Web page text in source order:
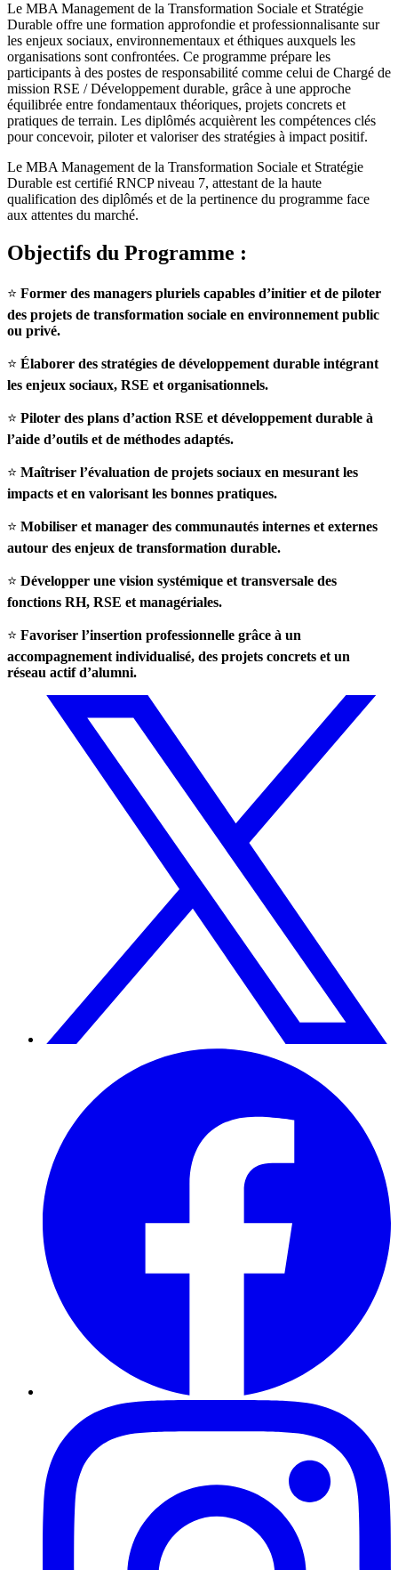
Le MBA Management de la Transformation Sociale et Stratégie
Durable offre une formation approfondie et professionnalisante sur
les enjeux sociaux, environnementaux et éthiques auxquels les
organisations sont confrontées. Ce programme prépare les
participants à des postes de responsabilité comme celui de Chargé de
mission RSE / Développement durable, grâce à une approche
équilibrée entre fondamentaux théoriques, projets concrets et
pratiques de terrain. Les diplômés acquièrent les compétences clés
pour concevoir, piloter et valoriser des stratégies à impact positif.
Le MBA Management de la Transformation Sociale et Stratégie
Durable est certifié RNCP niveau 7, attestant de la haute
qualification des diplômés et de la pertinence du programme face
aux attentes du marché.
Objectifs du Programme :
⭐ Former des managers pluriels capables d’initier et de piloter
des projets de transformation sociale en environnement public
ou privé.
⭐ Élaborer des stratégies de développement durable intégrant
les enjeux sociaux, RSE et organisationnels.
⭐ Piloter des plans d’action RSE et développement durable à
l’aide d’outils et de méthodes adaptés.
⭐ Maîtriser l’évaluation de projets sociaux en mesurant les
impacts et en valorisant les bonnes pratiques.
⭐ Mobiliser et manager des communautés internes et externes
autour des enjeux de transformation durable.
⭐ Développer une vision systémique et transversale des
fonctions RH, RSE et managériales.
⭐ Favoriser l’insertion professionnelle grâce à un
accompagnement individualisé, des projets concrets et un
réseau actif d’alumni.